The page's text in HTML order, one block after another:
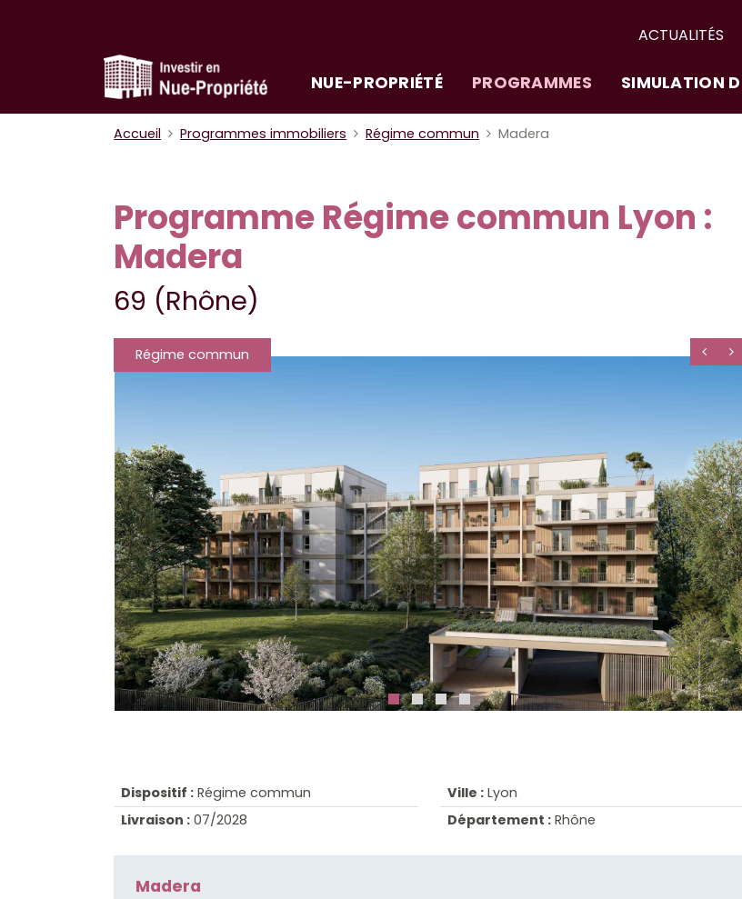
ACTUALITÉS
NUE-PROPRIÉTÉ PROGRAMMES SIMULATION
Accueil Programmes immobiliers Régime commun Madera
Programme Régime commun Lyon :
Madera
69 (Rhône)
Régime commun
Dispositif : Régime commun
Livraison : 07/2028
Ville : Lyon
Département : Rhône
Madera